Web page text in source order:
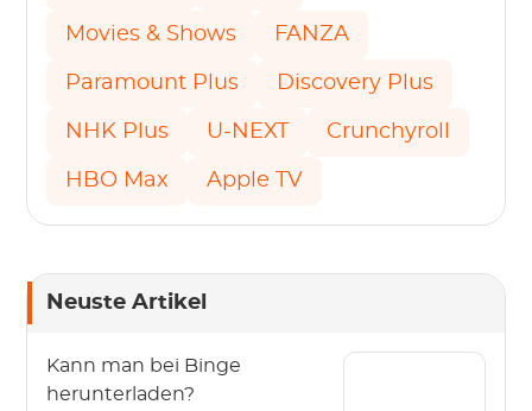
Movies & Shows FANZA
Paramount Plus Discovery Plus
NHK Plus U-NEXT Crunchyroll
HBO Max Apple TV
Neuste Artikel
Kann man bei Binge
herunterladen?